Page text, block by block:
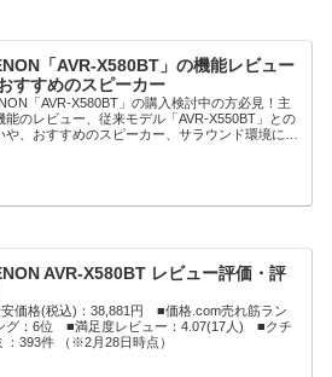
「AVR-X580BT」の機能レビュー
すすめのスピーカー
「AVR-X580BT」の購入検討中の方必見！主
能のレビュー、従来モデル「AVR-X550BT」との
や、おすすめのスピーカー、サラウンド環境にす
AVR-X580BT レビュー評価・評
価格(税込)：38,881円 ■価格.com売れ筋ラン
グ：6位 ■満足度レビュー：4.07(17人) ■クチ
：393件 （※2月28日時点）